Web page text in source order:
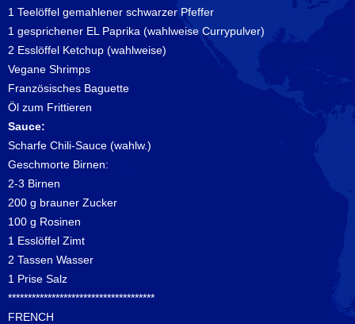
1 Teelöffel gemahlener schwarzer Pfeffer
1 gesprichener EL Paprika (wahlweise Currypulver)
2 Esslöffel Ketchup (wahlweise)
Vegane Shrimps
Französisches Baguette
Öl zum Frittieren
Sauce:
Scharfe Chili-Sauce (wahlw.)
Geschmorte Birnen:
2-3 Birnen
200 g brauner Zucker
100 g Rosinen
1 Esslöffel Zimt
2 Tassen Wasser
1 Prise Salz
*************************************
FRENCH